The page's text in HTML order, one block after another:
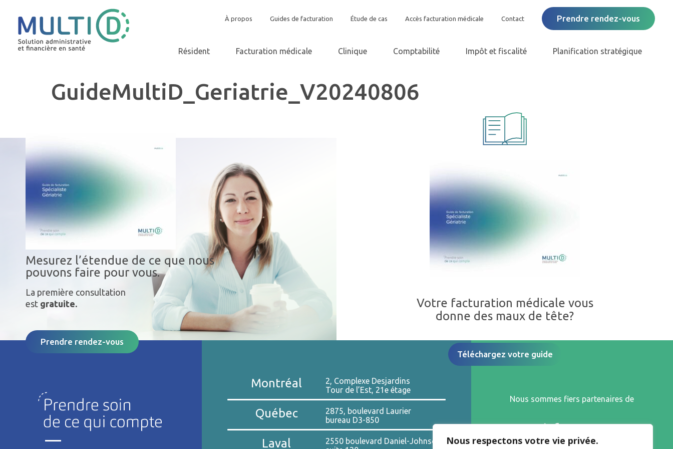
Nous respectons votre vie privée.
À propos Guides de facturation Étude de cas Accès facturation médicale Contact Prendre rendez-vous
Résident Facturation médicale Clinique Comptabilité Impôt et fiscalité Planification stratégique
GuideMultiD_Geriatrie_V20240806
Mesurez l’étendue de ce que nous
pouvons faire pour vous.
La première consultation
est gratuite.
Prendre rendez-vous
Votre facturation médicale vous
donne des maux de tête?
Téléchargez votre guide
Montréal
2, Complexe Desjardins
Tour de l’Est, 21e étage
Québec
2875, boulevard Laurier
bureau D3-850
Laval
2550 boulevard Daniel-Johnson,
Nous sommes fiers partenaires de